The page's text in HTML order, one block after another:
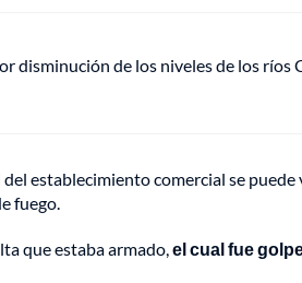
disminución de los niveles de los ríos
del establecimiento comercial se
fuego.
que estaba armado,el cual fue